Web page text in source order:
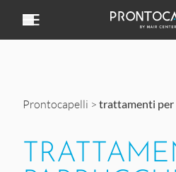
Prontocapelli > trattamenti per